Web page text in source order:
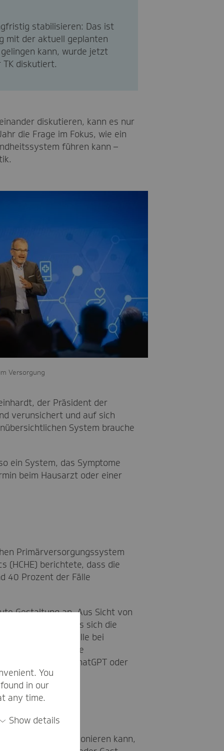
stabilisieren: Das ist
mit der aktuell geplanten
kann, wurde jetzt
TK diskutiert.
diskutieren, kann es nur
die Frage im Fokus, wie ein
führen kann –
Versorgung
der Präsident der
verunsichert und auf sich
System brauche
ein System, das Symptome
beim Hausarzt oder einer
Primärversorgungssystem
(HCHE) berichtete, dass die
40 Prozent der Fälle
Gestaltung an. Aus Sicht von
Versorgung, muss sich die
die erste Anlaufstelle bei
gibt. Die
heute mit ChatGPT oder
testen
von morgen funktionieren kann,
You
in our
any time.
Show details